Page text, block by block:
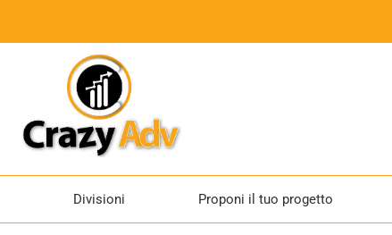
Divisioni Proponi il tuo progetto